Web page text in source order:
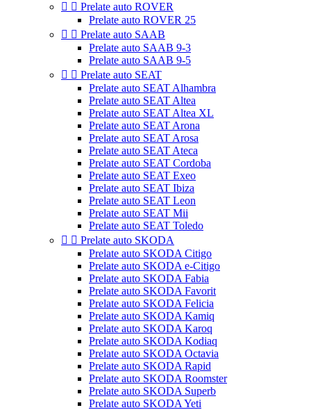
  Prelate auto ROVER
Prelate auto ROVER 25
  Prelate auto SAAB
Prelate auto SAAB 9-3
Prelate auto SAAB 9-5
  Prelate auto SEAT
Prelate auto SEAT Alhambra
Prelate auto SEAT Altea
Prelate auto SEAT Altea XL
Prelate auto SEAT Arona
Prelate auto SEAT Arosa
Prelate auto SEAT Ateca
Prelate auto SEAT Cordoba
Prelate auto SEAT Exeo
Prelate auto SEAT Ibiza
Prelate auto SEAT Leon
Prelate auto SEAT Mii
Prelate auto SEAT Toledo
  Prelate auto SKODA
Prelate auto SKODA Citigo
Prelate auto SKODA e-Citigo
Prelate auto SKODA Fabia
Prelate auto SKODA Favorit
Prelate auto SKODA Felicia
Prelate auto SKODA Kamiq
Prelate auto SKODA Karoq
Prelate auto SKODA Kodiaq
Prelate auto SKODA Octavia
Prelate auto SKODA Rapid
Prelate auto SKODA Roomster
Prelate auto SKODA Superb
Prelate auto SKODA Yeti